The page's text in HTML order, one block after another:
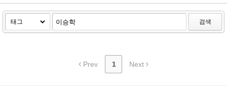
검색
Prev 1 Next